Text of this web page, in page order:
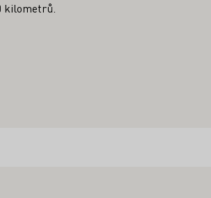
kilometrů.